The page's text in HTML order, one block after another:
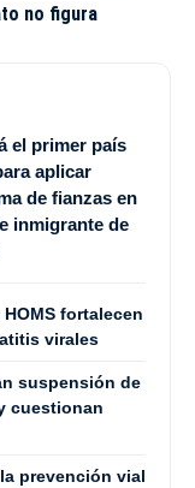
no figura
el primer país
aplicar
de fianzas en
inmigrante de
fortalecen
virales
suspensión de
cuestionan
prevención vial